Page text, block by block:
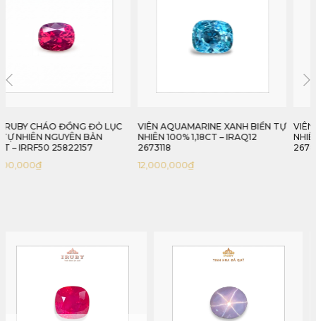
VIÊN AQUAMARINE XANH BIỂN TỰ
NHIÊN 100% 1,18CT – IRAQ12
2673118
12,000,000
VIÊN RUBY FACET LỤC YÊN TỰ
NHIÊN 100% 1,38CT – IRTA120
26780138